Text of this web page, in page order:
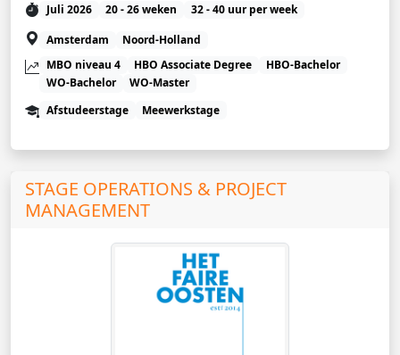
Juli 2026 20 - 26 weken
32 - 40 uur per week
Amsterdam
Noord-Holland
MBO niveau 4
HBO Associate Degree
HBO-Bachelor
WO-Bachelor
WO-Master
Afstudeerstage
Meewerkstage
STAGE OPERATIONS & PROJECT
MANAGEMENT